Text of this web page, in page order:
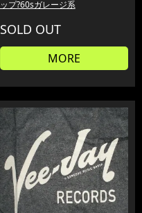
ップ?60sガレージ系
SOLD OUT
MORE